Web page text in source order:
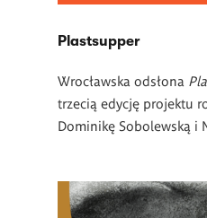
Plastsupper
Wrocławska odsłona
trzecią edycję projektu
Dominikę Sobolewską i